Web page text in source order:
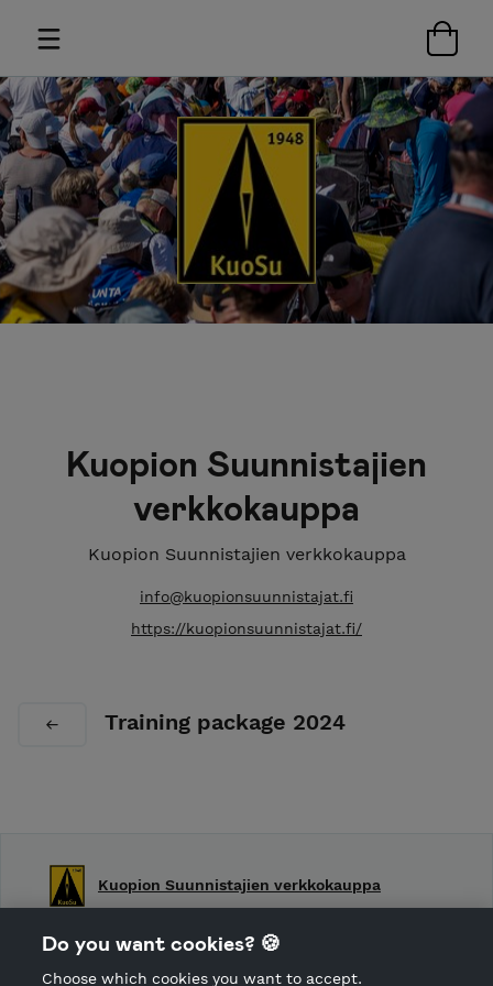
Kuopion Suunnistajien
verkkokauppa
Kuopion Suunnistajien verkkokauppa
info@kuopionsuunnistajat.fi
https://kuopionsuunnistajat.fi/
Training package 2024
Kuopion Suunnistajien verkkokauppa
Shop privacy policy
Do you want cookies? 🍪
Choose which cookies you want to accept.